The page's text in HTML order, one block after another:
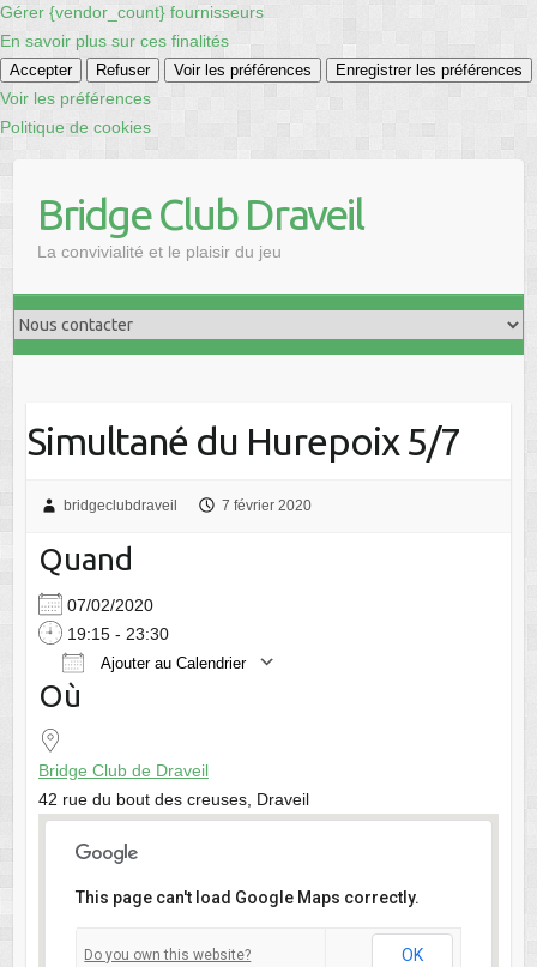
Gérer {vendor_count} fournisseurs
En savoir plus sur ces finalités
Accepter Refuser Voir les préférences Enregistrer les préférences
Voir les préférences
Politique de cookies
contentBridge Club Draveil
La convivialité et le plaisir du jeu
Simultané du Hurepoix 5/7
bridgeclubdraveil 7 février 2020
Quand
07/02/2020
19:15 - 23:30
Ajouter au Calendrier
Où
Bridge Club de Draveil
42 rue du bout des creuses, Draveil
This page can't load Google Maps correctly.
Do you own this website? OK